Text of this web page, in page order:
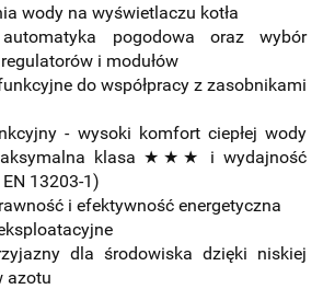
wody na wyświetlaczu kotła
pogodowa oraz wybór
i modułów
do współpracy z zasobnikami
- wysoki komfort ciepłej wody
klasa ★★★ i wydajność
13203-1)
i efektywność energetyczna
dla środowiska dzięki niskiej
azotu